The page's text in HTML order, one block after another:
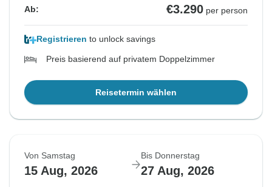
Ab: €3.290 per person
Registrieren to unlock savings
Preis basierend auf privatem Doppelzimmer
Reisetermin wählen
Von Samstag
15 Aug, 2026
Bis Donnerstag
27 Aug, 2026